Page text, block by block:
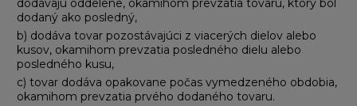
dodávajú oddelene, okamihom prevzatia tovaru, ktorý bol
dodaný ako posledný,
b) dodáva tovar pozostávajúci z viacerých dielov alebo
kusov, okamihom prevzatia posledného dielu alebo
posledného kusu,
c) tovar dodáva opakovane počas vymedzeného obdobia,
okamihom prevzatia prvého dodaného tovaru.